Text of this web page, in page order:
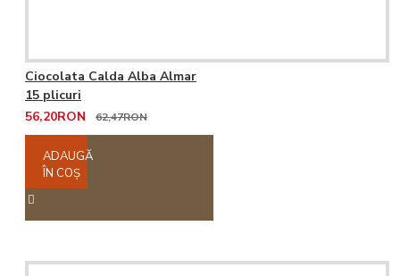
Ciocolata Calda Alba Almar
15 plicuri
56,20RON
62,47RON
ADAUGĂ
ÎN COŞ